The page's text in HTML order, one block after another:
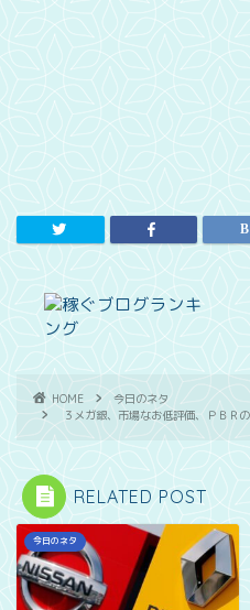
HOME
今日のネタ
３メガ銀、市場なお低評価、ＰＢＲ
RELATED POST
今日のネタ